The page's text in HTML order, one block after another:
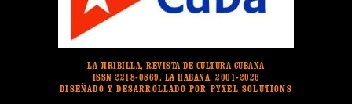
LA JIRIBILLA, REVISTA DE CULTURA CUBANA
ISSN 2218-0869. LA HABANA. 2001-2026
DISEÑADO Y DESARROLLADO POR PYXEL SOLUTIONS